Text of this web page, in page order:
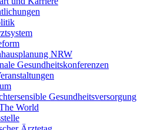
NRW
Gesundheitskonferenzen
Gesundheitsversorgung
World